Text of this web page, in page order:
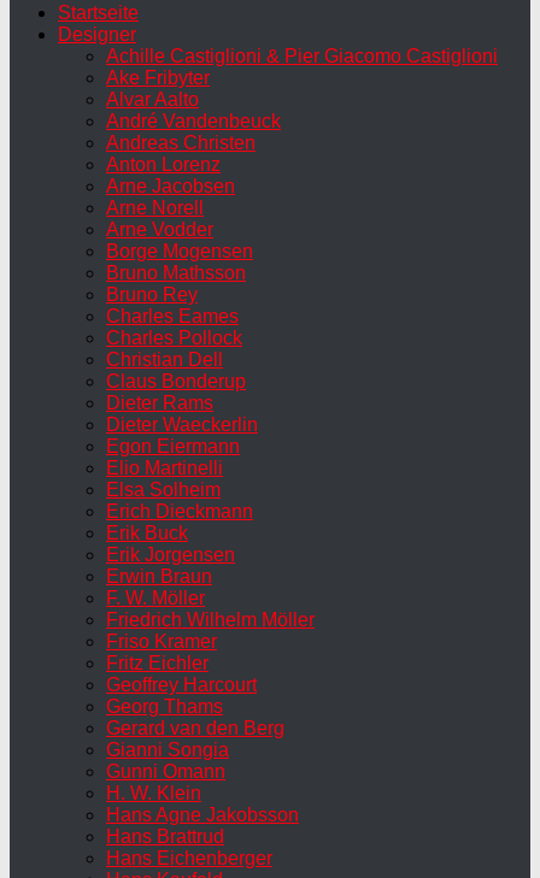
Startseite
Designer
Achille Castiglioni & Pier Giacomo Castiglioni
Ake Fribyter
Alvar Aalto
André Vandenbeuck
Andreas Christen
Anton Lorenz
Arne Jacobsen
Arne Norell
Arne Vodder
Borge Mogensen
Bruno Mathsson
Bruno Rey
Charles Eames
Charles Pollock
Christian Dell
Claus Bonderup
Dieter Rams
Dieter Waeckerlin
Egon Eiermann
Elio Martinelli
Elsa Solheim
Erich Dieckmann
Erik Buck
Erik Jorgensen
Erwin Braun
F. W. Möller
Friedrich Wilhelm Möller
Friso Kramer
Fritz Eichler
Geoffrey Harcourt
Georg Thams
Gerard van den Berg
Gianni Songia
Gunni Omann
H. W. Klein
Hans Agne Jakobsson
Hans Brattrud
Hans Eichenberger